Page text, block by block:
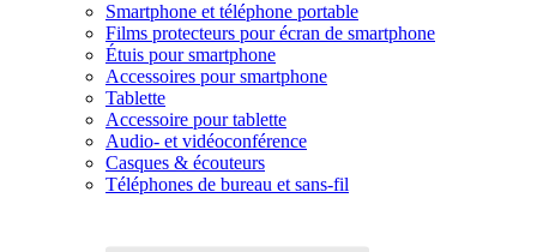
Smartphone et téléphone portable
Films protecteurs pour écran de smartphone
Étuis pour smartphone
Accessoires pour smartphone
Tablette
Accessoire pour tablette
Audio- et vidéoconférence
Casques & écouteurs
Téléphones de bureau et sans-fil